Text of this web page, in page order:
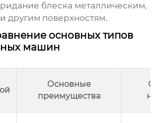
блеска металлическим,
другим поверхностям.
основных типов
машин
Основные
преимущества